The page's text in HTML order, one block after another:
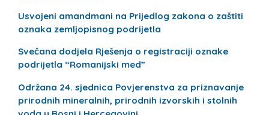
Usvojeni amandmani na Prijedlog zakona o zaštiti
oznaka zemljopisnog podrijetla
Svečana dodjela Rješenja o registraciji oznake
podrijetla “Romanijski med”
Održana 24. sjednica Povjerenstva za priznavanje
prirodnih mineralnih, prirodnih izvorskih i stolnih